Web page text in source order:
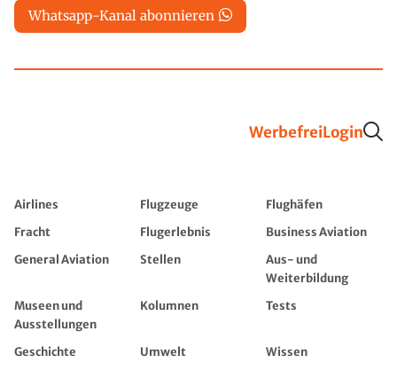
Whatsapp-Kanal abonnieren
WerbefreiLogin
Airlines Flugzeuge
Flughäfen
Fracht
Flugerlebnis
Business Aviation
General Aviation
Stellen
Aus- und
Weiterbildung
Museen und
Ausstellungen
Kolumnen Tests
Geschichte Umwelt
Wissen